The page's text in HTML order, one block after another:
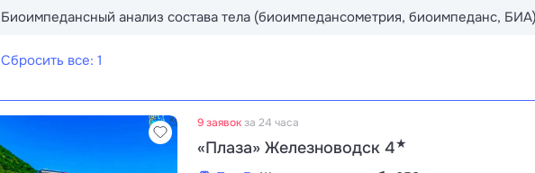
Биоимпедансный анализ состава тела (биоимпедансометрия, биоимпеданс, БИА)
Сбросить все: 1
9 заявокза 24 часа
«Плаза» Железноводск 4★